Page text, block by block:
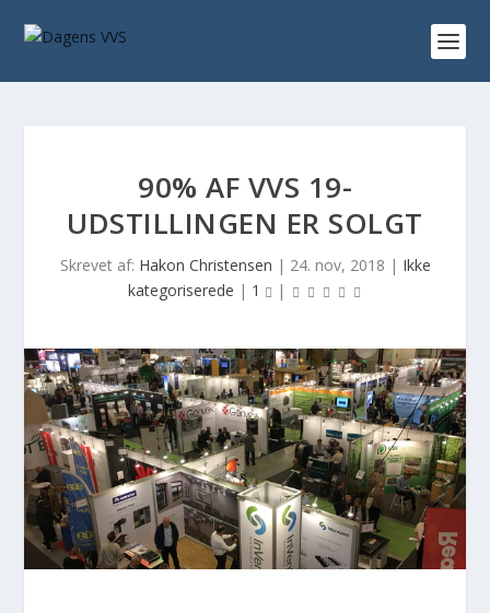
90% AF VVS 19-
UDSTILLINGEN ER SOLGT
Skrevet af: Hakon Christensen | 24. nov, 2018 | Ikke
kategoriserede | 1 |